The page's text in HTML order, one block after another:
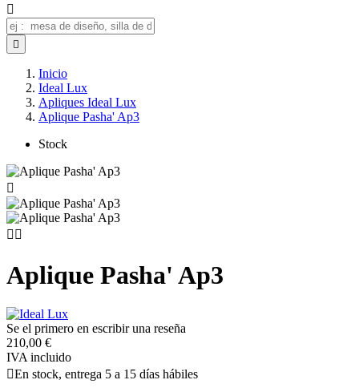


Inicio
Ideal Lux
Apliques Ideal Lux
Aplique Pasha' Ap3
Stock

 
Aplique Pasha' Ap3
Se el primero en escribir una reseña
210,00 €
IVA incluido
En stock, entrega 5 a 15 días hábiles